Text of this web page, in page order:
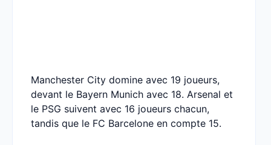
Manchester City domine avec 19 joueurs,
devant le Bayern Munich avec 18. Arsenal et
le PSG suivent avec 16 joueurs chacun,
tandis que le FC Barcelone en compte 15.